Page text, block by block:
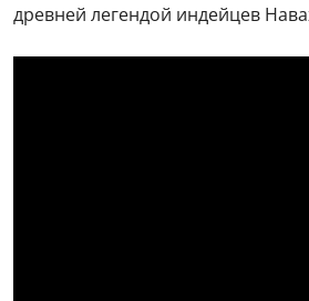
древней легендой индейцев